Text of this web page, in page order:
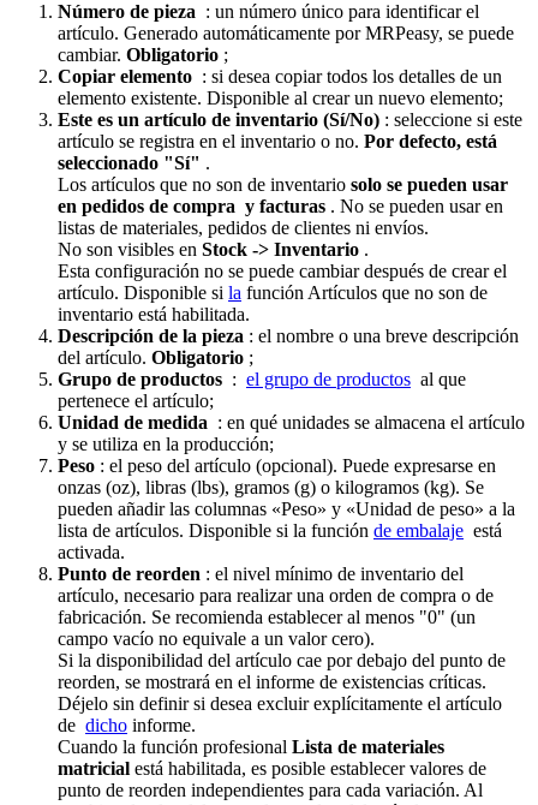
Número de pieza : un número único para identificar el
artículo. Generado automáticamente por MRPeasy, se puede
cambiar. Obligatorio ;
Copiar elemento : si desea copiar todos los detalles de un
elemento existente. Disponible al crear un nuevo elemento;
Este es un artículo de inventario (Sí/No) : seleccione si este
artículo se registra en el inventario o no. Por defecto, está
seleccionado "Sí" .
Los artículos que no son de inventario solo se pueden usar
en pedidos de compra y facturas . No se pueden usar en
listas de materiales, pedidos de clientes ni envíos.
No son visibles en Stock -> Inventario .
Esta configuración no se puede cambiar después de crear el
artículo. Disponible si la función Artículos que no son de
inventario está habilitada.
Descripción de la pieza : el nombre o una breve descripción
del artículo. Obligatorio ;
Grupo de productos : el grupo de productos al que
pertenece el artículo;
Unidad de medida : en qué unidades se almacena el artículo
y se utiliza en la producción;
Peso : el peso del artículo (opcional). Puede expresarse en
onzas (oz), libras (lbs), gramos (g) o kilogramos (kg). Se
pueden añadir las columnas «Peso» y «Unidad de peso» a la
lista de artículos. Disponible si la función de embalaje está
activada.
Punto de reorden : el nivel mínimo de inventario del
artículo, necesario para realizar una orden de compra o de
fabricación. Se recomienda establecer al menos "0" (un
campo vacío no equivale a un valor cero).
Si la disponibilidad del artículo cae por debajo del punto de
reorden, se mostrará en el informe de existencias críticas.
Déjelo sin definir si desea excluir explícitamente el artículo
de dicho informe.
Cuando la función profesional Lista de materiales
matricial está habilitada, es posible establecer valores de
punto de reorden independientes para cada variación. Al